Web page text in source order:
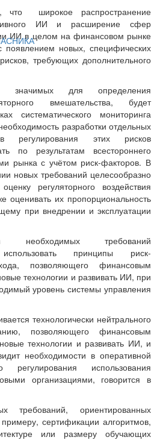
что широкое распространение
ИИ и расширение сфер
ИИ в целом на финансовом рынке
появлением новых, специфических
требующих дополнительного
значимых для определения
вмешательства, будет
систематического мониторинга
разработки отдельных
регулирования этих рисков
по результатам всестороннего
рынка с учётом риск-факторов. В
новых требований целесообразно
регуляторного воздействия
оценивать их пропорциональность
при внедрении и эксплуатации
необходимых требований
принципы риск-
позволяющего финансовым
технологии и развивать ИИ, при
уровень системы управления
технологически нейтрального
позволяющего финансовым
технологии и развивать ИИ, и
необходимости в оперативной
регулирования использования
организациями, говорится в
требований, ориентированных
сертификации алгоритмов,
или размеру обучающих